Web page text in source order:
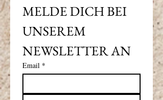
MELDE DICH BEI
UNSEREM
NEWSLETTER AN
Email *